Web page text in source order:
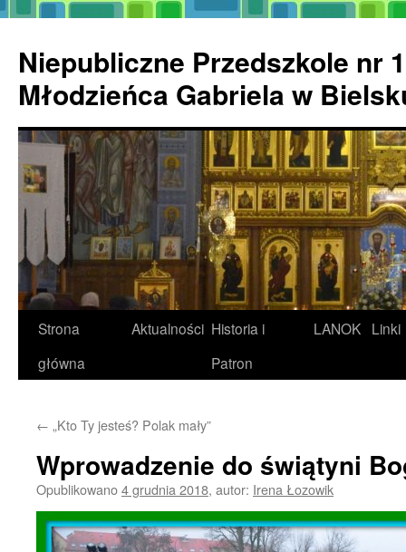
treści
Niepubliczne Przedszkole nr
Młodzieńca Gabriela w
Strona
główna
Aktualności Historia i
Patron
LANOK Linki
← „Kto Ty jesteś? Polak mały”
Wprowadzenie do świątyni
Opublikowano4 grudnia 2018, autor: Irena Łozowik